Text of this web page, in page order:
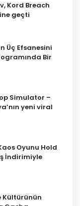
Kord Breach
geçti
Üç Efsanesini
Bir
Simulator –
yeni viral
Oyunu Hold
İndirimiyle
Kültürünün